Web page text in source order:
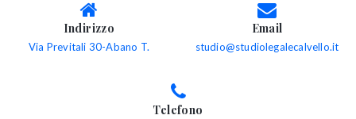
Indirizzo
Via Previtali 30-Abano T.
Email
studio@studiolegalecalvello.it
Telefono